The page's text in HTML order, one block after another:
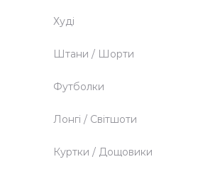
Худі
Штани / Шорти
Футболки
Лонгі / Світшоти
Куртки / Дощовики